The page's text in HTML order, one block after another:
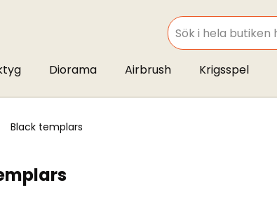
SEARCH
Diorama Airbrush Krigsspel
black templars